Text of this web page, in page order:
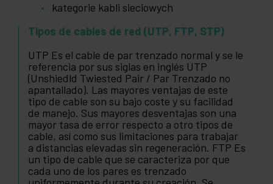
kategorie kabli sieciowych
Tipos de cables de red (UTP, FTP, STP)
UTP Es el cable de par trenzado normal y se le
referencia por sus siglas en inglés UTP
(Unshiedld Twiested Pair / Par Trenzado no
apantallado). Las mayores ventajas de este
tipo de cable son su bajo coste y su facilidad
de manejo. Sus mayores desventajas son una
mayor tasa de error respecto a otro tipos de
cable, así como sus limitaciones para trabajar
a distancias elevadas sin regeneración. FTP Es
un tipo de cable que se caracteriza por que
cada uno de los pares es trenzado